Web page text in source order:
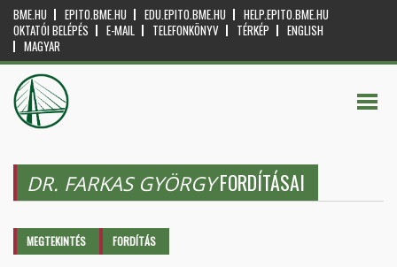
BME.HU EPITO.BME.HU EDU.EPITO.BME.HU
HELP.EPITO.BME.HU
OKTATÓI BELÉPÉS
E-MAIL TELEFONKÖNYV TÉRKÉP
ENGLISH
MAGYAR
DR. FARKAS GYÖRGYFORDÍTÁSAI
Elsődleges fülek
MEGTEKINTÉS FORDÍTÁS